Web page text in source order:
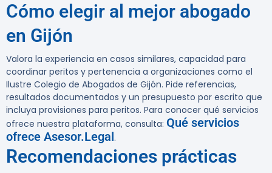
Cómo elegir al mejor abogado
en Gijón
Valora la experiencia en casos similares, capacidad para
coordinar peritos y pertenencia a organizaciones como el
Ilustre Colegio de Abogados de Gijón. Pide referencias,
resultados documentados y un presupuesto por escrito que
incluya provisiones para peritos. Para conocer qué servicios
ofrece nuestra plataforma, consulta: Qué servicios
ofrece Asesor.Legal.
Recomendaciones prácticas